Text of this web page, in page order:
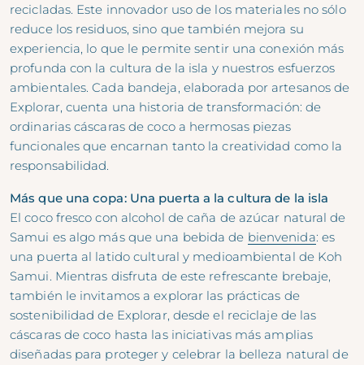
recicladas. Este innovador uso de los materiales no sólo
reduce los residuos, sino que también mejora su
experiencia, lo que le permite sentir una conexión más
profunda con la cultura de la isla y nuestros esfuerzos
ambientales. Cada bandeja, elaborada por artesanos de
Explorar, cuenta una historia de transformación: de
ordinarias cáscaras de coco a hermosas piezas
funcionales que encarnan tanto la creatividad como la
responsabilidad.
Más que una copa: Una puerta a la cultura de la isla
El coco fresco con alcohol de caña de azúcar natural de
Samui es algo más que una bebida de bienvenida: es
una puerta al latido cultural y medioambiental de Koh
Samui. Mientras disfruta de este refrescante brebaje,
también le invitamos a explorar las prácticas de
sostenibilidad de Explorar, desde el reciclaje de las
cáscaras de coco hasta las iniciativas más amplias
diseñadas para proteger y celebrar la belleza natural de